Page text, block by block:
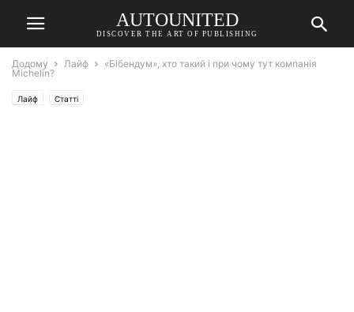
AUTOUNITED
DISCOVER THE ART OF PUBLISHING
Додому Лайф
«Бібендум», хто такий і при чому тут компанія
Michelin?
Лайф Статті